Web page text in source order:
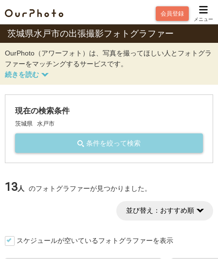
会員登録
メニュー
茨城県水戸市の出張撮影フォトグラファー
OurPhoto（アワーフォト）は、写真を撮ってほしい人とフォトグラ
ファーをマッチングするサービスです。
現在の検索条件
茨城県 水戸市
条件を絞って検索
13人 のフォトグラファーが見つかりました。
並び替え： おすすめ順
スケジュールが空いているフォトグラファーを表示